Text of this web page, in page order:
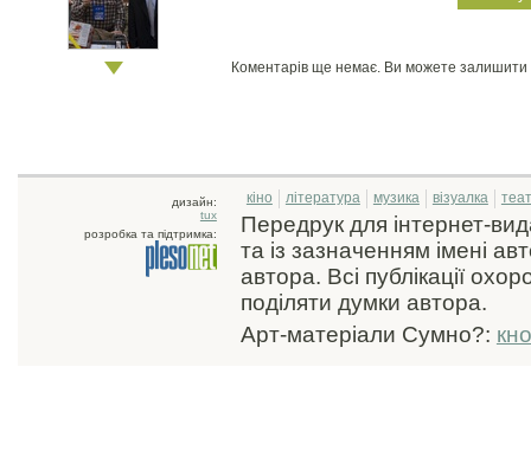
Коментарів ще немає. Ви можете
дизайн:
tux
розробка та підтримка:
кіно література музика візуалка
Передрук для інтернет-
та із зазначенням імені
автора. Всі публікації
поділяти думки автора.
Арт-матеріали Сумно?: